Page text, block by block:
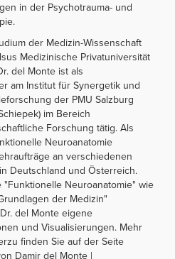
in der Psychotrauma- und
der Medizin-Wissenschaft
Medizinische Privatuniversität
del Monte ist als
am Institut für Synergetik und
der PMU Salzburg
im Bereich
Forschung tätig. Als
Neuroanatomie
an verschiedenen
Deutschland und Österreich.
"Funktionelle Neuroanatomie" wie
der Medizin"
del Monte eigene
und Visualisierungen. Mehr
finden Sie auf der Seite
Damir del Monte |